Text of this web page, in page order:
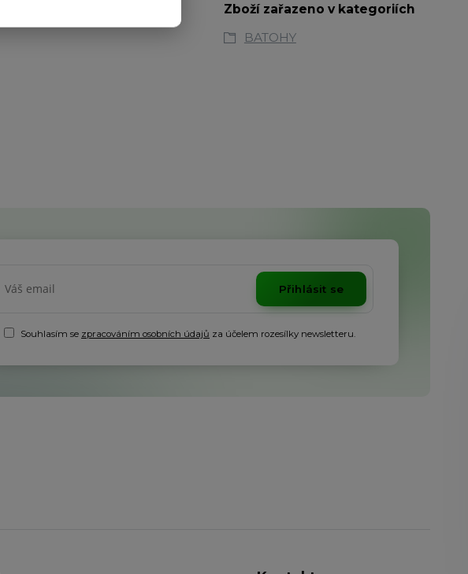
Zboží zařazeno v kategoriích
BATOHY
Přihlásit se
Souhlasím se zpracováním osobních údajů za účelem rozesílky newsletteru.